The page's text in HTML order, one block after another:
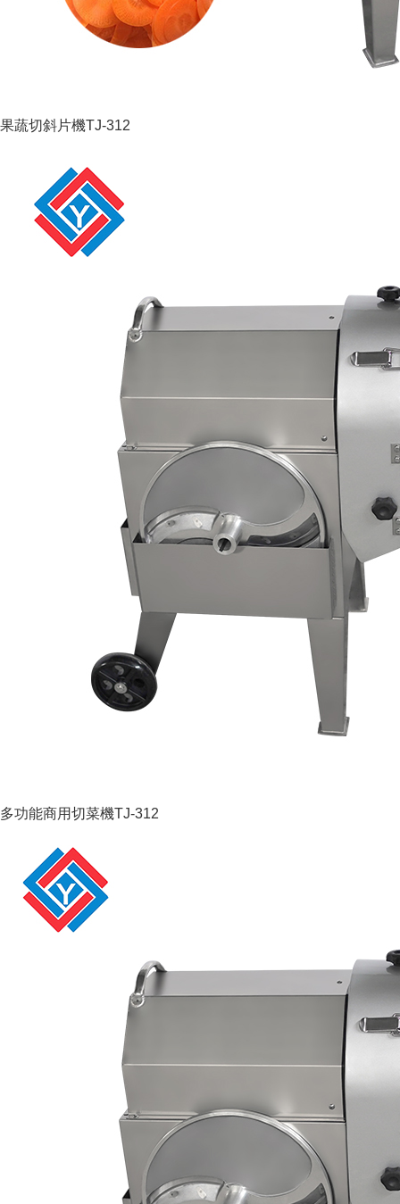
果蔬切斜片機TJ-312
多功能商用切菜機TJ-312